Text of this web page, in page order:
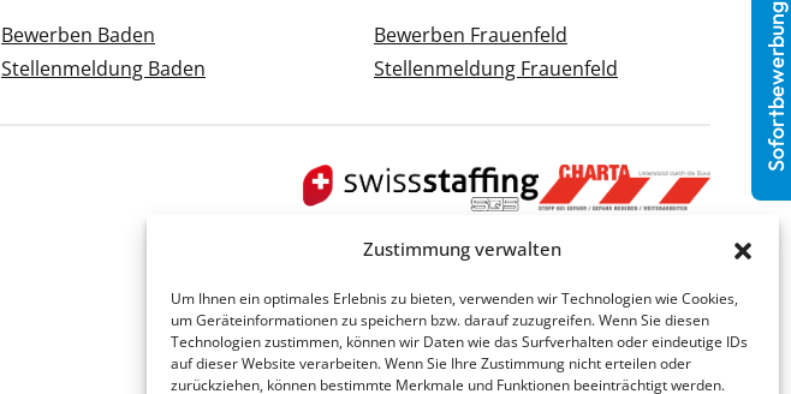
Zustimmung verwalten
Um Ihnen ein optimales Erlebnis zu bieten, verwenden wir Technologien wie Cookies,
um Geräteinformationen zu speichern bzw. darauf zuzugreifen. Wenn Sie diesen
Technologien zustimmen, können wir Daten wie das Surfverhalten oder eindeutige IDs
auf dieser Website verarbeiten. Wenn Sie Ihre Zustimmung nicht erteilen oder
zurückziehen, können bestimmte Merkmale und Funktionen beeinträchtigt werden.
Bewerben Baden
Stellenmeldung Baden
Bewerben Frauenfeld
Stellenmeldung Frauenfeld
Sofortbewerbung